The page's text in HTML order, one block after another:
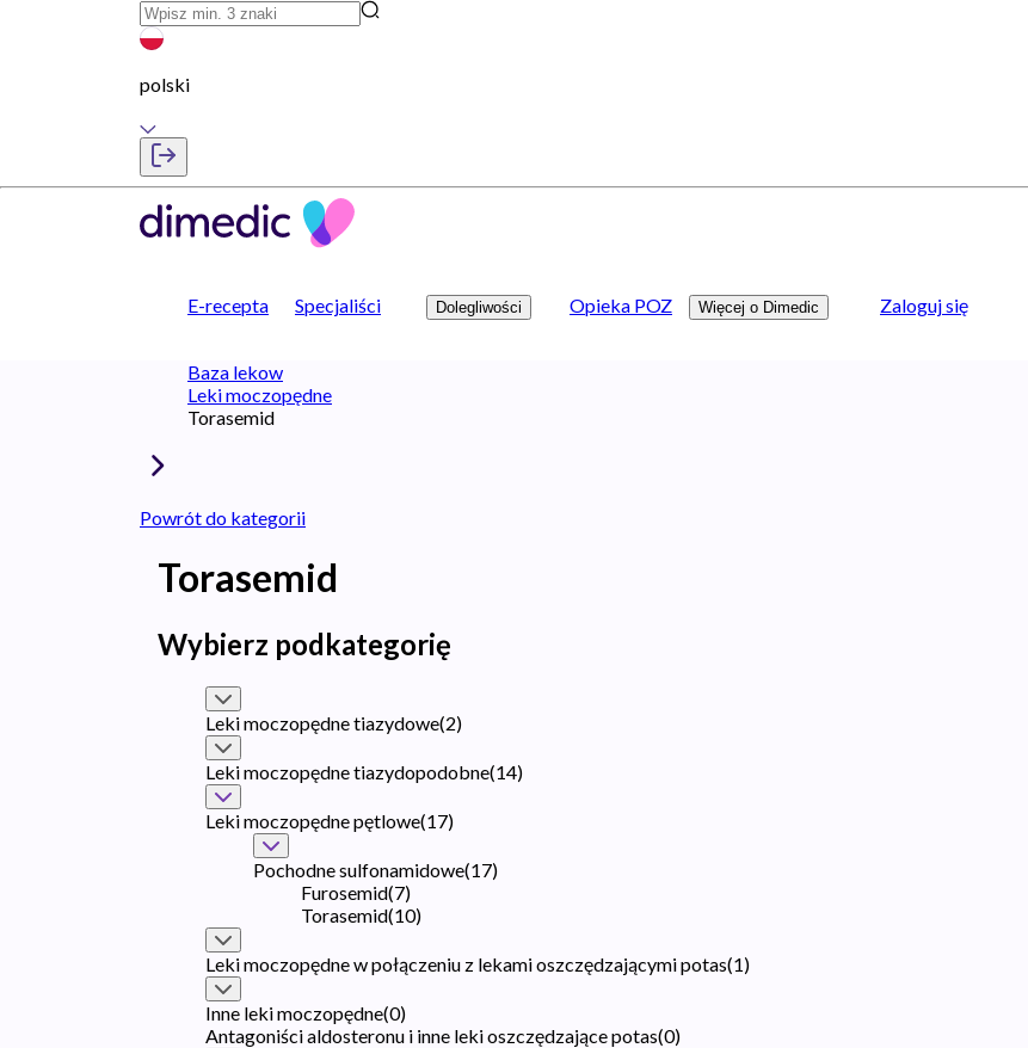
polski
E-recepta Specjaliści Dolegliwości Opieka POZ Więcej o Dimedic Zaloguj się
Baza lekow
Leki moczopędne
Torasemid
Powrót do kategorii
Torasemid
Wybierz podkategorię
Leki moczopędne tiazydowe(2)
Leki moczopędne tiazydopodobne(14)
Leki moczopędne pętlowe(17)
Pochodne sulfonamidowe(17)
Furosemid(7)
Torasemid(10)
Leki moczopędne w połączeniu z lekami oszczędzającymi potas(1)
Inne leki moczopędne(0)
Antagoniści aldosteronu i inne leki oszczędzające potas(0)